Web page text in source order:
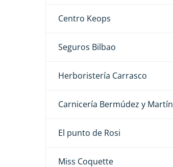
Centro Keops
Seguros Bilbao
Herboristería Carrasco
Carnicería Bermúdez y Martín
El punto de Rosi
Miss Coquette